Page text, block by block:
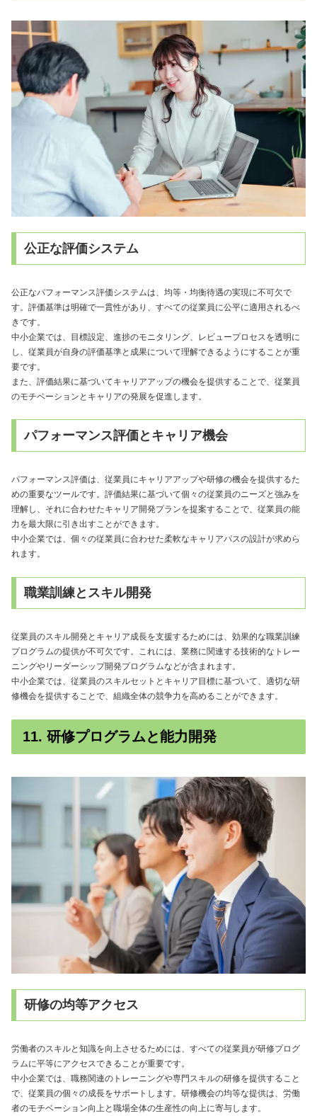
公正な評価システム
公正なパフォーマンス評価システムは、均等・均衡待遇の実現に不可欠で
す。評価基準は明確で一貫性があり、すべての従業員に公平に適用されるべ
きです。
中小企業では、目標設定、進捗のモニタリング、レビュープロセスを透明に
し、従業員が自身の評価基準と成果について理解できるようにすることが重
要です。
また、評価結果に基づいてキャリアアップの機会を提供することで、従業員
のモチベーションとキャリアの発展を促進します。
パフォーマンス評価とキャリア機会
パフォーマンス評価は、従業員にキャリアアップや研修の機会を提供するた
めの重要なツールです。評価結果に基づいて個々の従業員のニーズと強みを
理解し、それに合わせたキャリア開発プランを提案することで、従業員の能
力を最大限に引き出すことができます。
中小企業では、個々の従業員に合わせた柔軟なキャリアパスの設計が求めら
れます。
職業訓練とスキル開発
従業員のスキル開発とキャリア成長を支援するためには、効果的な職業訓練
プログラムの提供が不可欠です。これには、業務に関連する技術的なトレー
ニングやリーダーシップ開発プログラムなどが含まれます。
中小企業では、従業員のスキルセットとキャリア目標に基づいて、適切な研
修機会を提供することで、組織全体の競争力を高めることができます。
11. 研修プログラムと能力開発
研修の均等アクセス
労働者のスキルと知識を向上させるためには、すべての従業員が研修プログ
ラムに平等にアクセスできることが重要です。
中小企業では、職務関連のトレーニングや専門スキルの研修を提供すること
で、従業員の個々の成長をサポートします。研修機会の均等な提供は、労働
者のモチベーション向上と職場全体の生産性の向上に寄与します。